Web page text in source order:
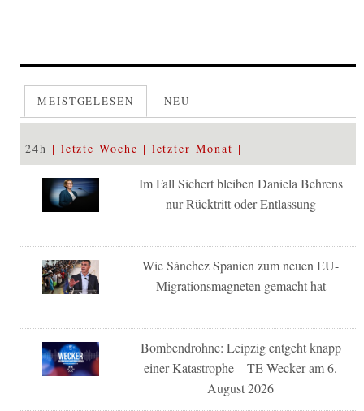
MEISTGELESEN NEU
24h letzte Woche letzter Monat
Im Fall Sichert bleiben Daniela Behrens
nur Rücktritt oder Entlassung
Wie Sánchez Spanien zum neuen EU-
Migrationsmagneten gemacht hat
Bombendrohne: Leipzig entgeht knapp
einer Katastrophe – TE-Wecker am 6.
August 2026